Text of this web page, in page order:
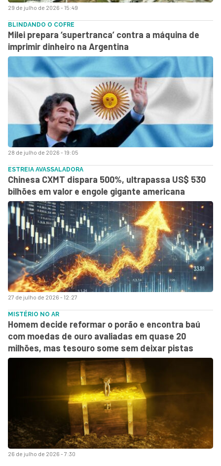
29 de julho de 2026 - 15:49
28 de julho de 2026 - 19:05
BLINDANDO O COFRE
Milei prepara ‘supertranca’ contra a máquina de
imprimir dinheiro na Argentina
27 de julho de 2026 - 12:27
ESTREIA AVASSALADORA
Chinesa CXMT dispara 500%, ultrapassa US$ 530
bilhões em valor e engole gigante americana
26 de julho de 2026 - 7:30
MISTÉRIO NO AR
Homem decide reformar o porão e encontra baú
com moedas de ouro avaliadas em quase 20
milhões, mas tesouro some sem deixar pistas